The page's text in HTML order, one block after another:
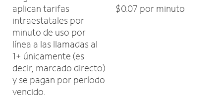
aplican tarifas
intraestatales por
minuto de uso por
línea a las llamadas al
1+ únicamente (es
decir, marcado directo)
y se pagan por período
vencido.
$0.07 por minuto